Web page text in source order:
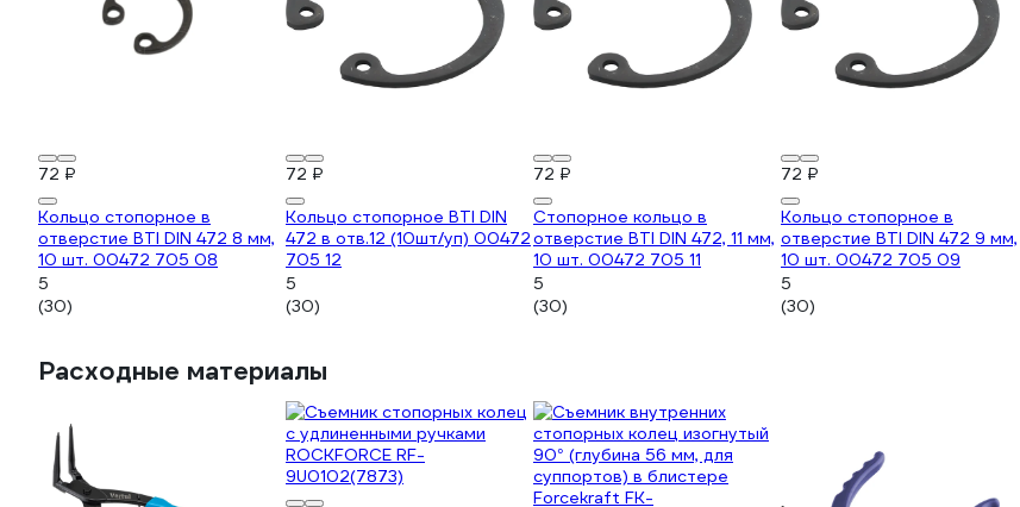
72 ₽
Кольцо стопорное в
отверстие BTI DIN 472 8 мм,
10 шт. 00472 705 08
5
(30)
72 ₽
Кольцо стопорное BTI DIN
472 в отв.12 (10шт/уп) 00472
705 12
5
(30)
72 ₽
Стопорное кольцо в
отверстие BTI DIN 472, 11 мм,
10 шт. 00472 705 11
5
(30)
72 ₽
Кольцо стопорное в
отверстие BTI DIN 472 9 мм,
10 шт. 00472 705 09
5
(30)
Расходные материалы